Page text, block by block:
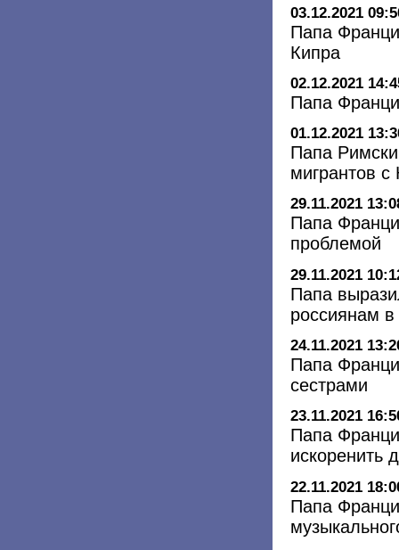
03.12.2021
Папа
Кипра
02.12.2021
Папа
01.12.2021
Папа
мигрантов с
29.11.2021
Папа
проблемой
29.11.2021
Папа
россиянам в
24.11.2021
Папа
сестрами
23.11.2021
Папа
искоренить
22.11.2021
Папа